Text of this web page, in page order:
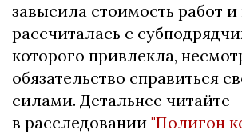
завысила стоимость работ и
рассчиталась с
которого привлекла,
обязательство справиться
силами. Детальнее читайте
в расследовании "Полигон